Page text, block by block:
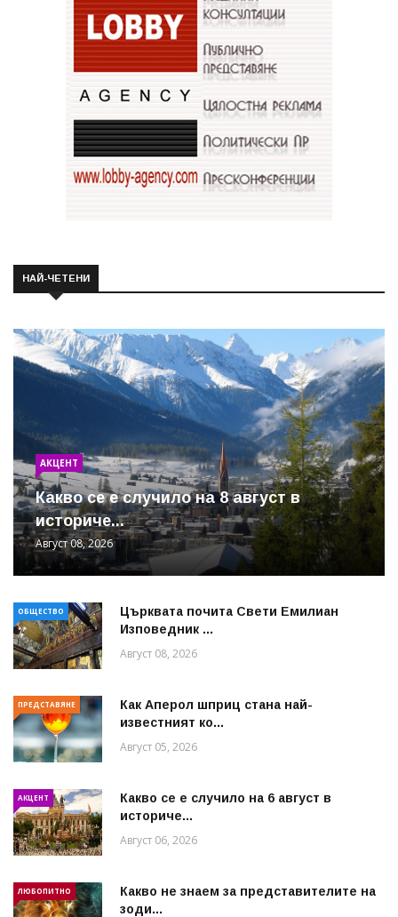
НАЙ-ЧЕТЕНИ
АКЦЕНТ
Какво се е случило на 8 август в
историче...
Август 08, 2026
ОБЩЕСТВО
Църквата почита Свeти Емилиан
Изповедник ...
Август 08, 2026
ПРЕДСТАВЯНЕ
Как Аперол шприц стана най-
известният ко...
Август 05, 2026
АКЦЕНТ
Какво се е случило на 6 август в
историче...
Август 06, 2026
ЛЮБОПИТНО
Какво не знаем за представителите на
зоди...